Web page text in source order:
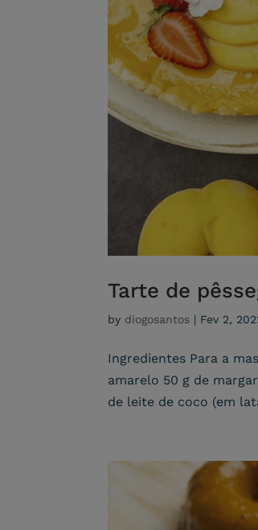
Tarte de
by diogosantos | Fev 2,
Ingredientes Para a
amarelo 50 g de
de leite de coco (em